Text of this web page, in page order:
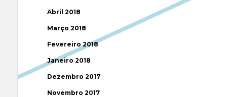
Abril 2018
Março 2018
Fevereiro 2018
Janeiro 2018
Dezembro 2017
Novembro 2017